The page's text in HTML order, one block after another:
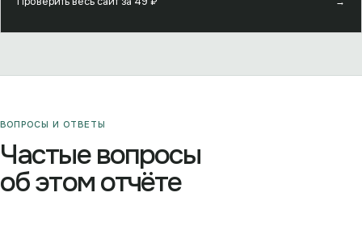
ВОПРОСЫ И ОТВЕТЫ
Частые вопросы
об этом отчёте